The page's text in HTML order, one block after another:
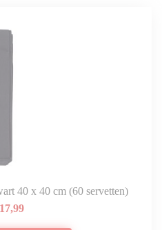
40 x 40 cm (60 servetten)